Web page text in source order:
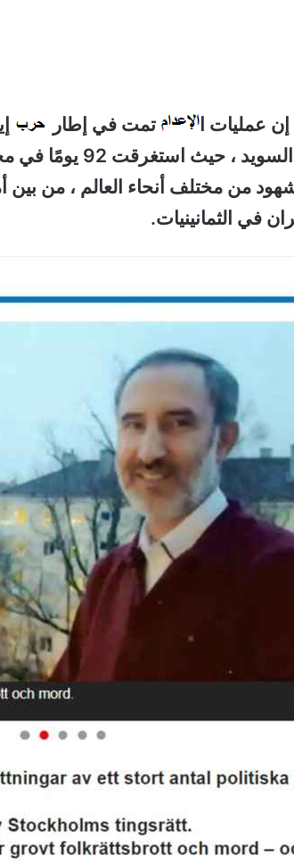
إن عمليات ا تمت في إطار
الأكبر من نوعها
في الثمانينيات.